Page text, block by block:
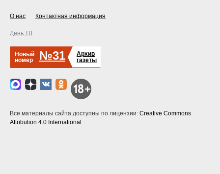
О нас Контактная информация
День ТВ
Новый
номер
№31
Архив
газеты
Все материалы сайта доступны по лицензии: Creative Commons
Attribution 4.0 International